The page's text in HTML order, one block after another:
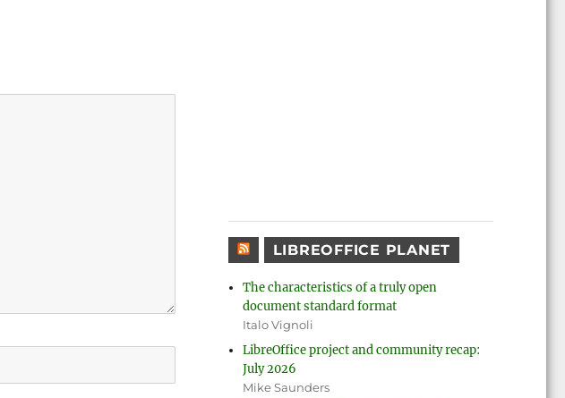
LIBREOFFICE PLANET
The characteristics of a truly open
document standard format
Italo Vignoli
LibreOffice project and community recap:
July 2026
Mike Saunders